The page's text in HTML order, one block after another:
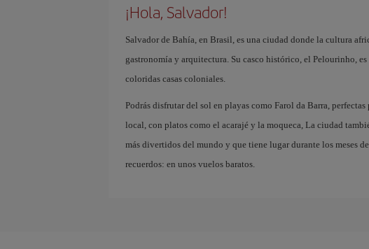
¡Hola, Salvador!
Salvador de Bahía, en Brasil, es una ciudad donde la cultura
gastronomía y arquitectura. Su casco histórico, el Pelourinho,
coloridas casas coloniales.
Podrás disfrutar del sol en playas como Farol da Barra,
local, con platos como el acarajé y la moqueca, La ciudad
más divertidos del mundo y que tiene lugar durante los meses
recuerdos: en unos vuelos baratos.